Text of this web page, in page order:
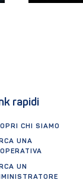
rapidi
CHI SIAMO
UNA
UN